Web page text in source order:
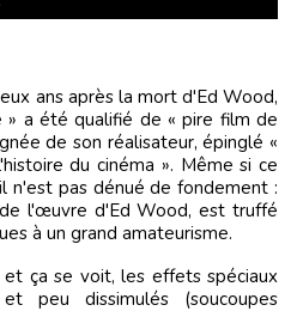
» a été qualifié de « pire film de
de son réalisateur, épinglé «
du cinéma ». Même si ce
n'est pas dénué de fondement :
l'œuvre d'Ed Wood, est truffé
à un grand amateurisme.
peu dissimulés (soucoupes